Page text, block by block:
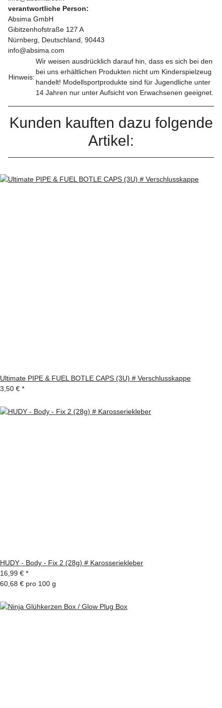
verantwortliche Person:
Absima GmbH
Gibitzenhofstraße 127 A
Nürnberg, Deutschland, 90443
info@absima.com
Hinweis:
Wir weisen ausdrücklich darauf hin, dass es sich bei den
bei uns erhältlichen Produkten nicht um Kinderspielzeug
handelt! Modellsportprodukte sind für Jugendliche unter
14 Jahren nur unter Aufsicht von Erwachsenen geeignet.
Kunden kauften dazu folgende
Artikel:
Ultimate PIPE & FUEL BOTLE CAPS (3U) # Verschlusskappe
3,50 € *
HUDY - Body - Fix 2 (28g) # Karosseriekleber
16,99 € *
60,68 € pro 100 g